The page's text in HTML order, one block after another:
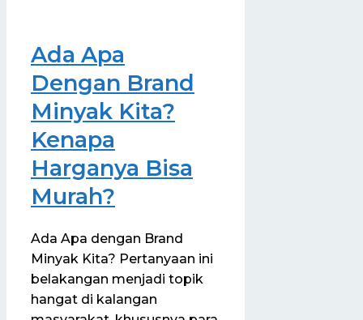
Ada Apa
Dengan Brand
Minyak Kita?
Kenapa
Harganya Bisa
Murah?
Ada Apa dengan Brand
Minyak Kita? Pertanyaan ini
belakangan menjadi topik
hangat di kalangan